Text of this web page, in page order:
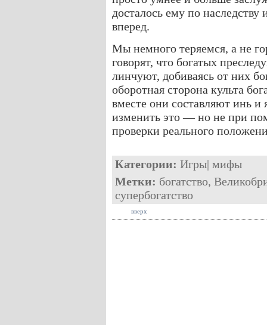
досталось ему по
вперед.
Мы немного теряемся, а не
говорят, что богатых
линчуют, добиваясь от них
оборотная сторона культа
вместе они составляют инь
изменить это — но не при
проверки реального
Категории: Игры| мифы
Метки: богатство,
супербогатство
вверх